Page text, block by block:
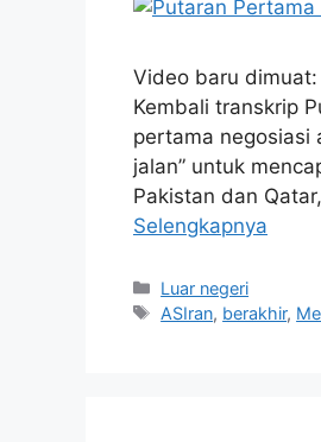
Video baru
Kembali transkrip
pertama negosiasi
jalan” untuk
Pakistan dan
Selengkapnya
Kategori
Luar negeri
Tag
ASIran, berakhir,